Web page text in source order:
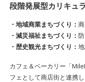
段階発展型カリキュ
・地域商業まちづくり：
・減災福祉まちづくり：
・歴史観光まちづくり：
カフェ＆ベーカリー「
フェとして商店街と連携